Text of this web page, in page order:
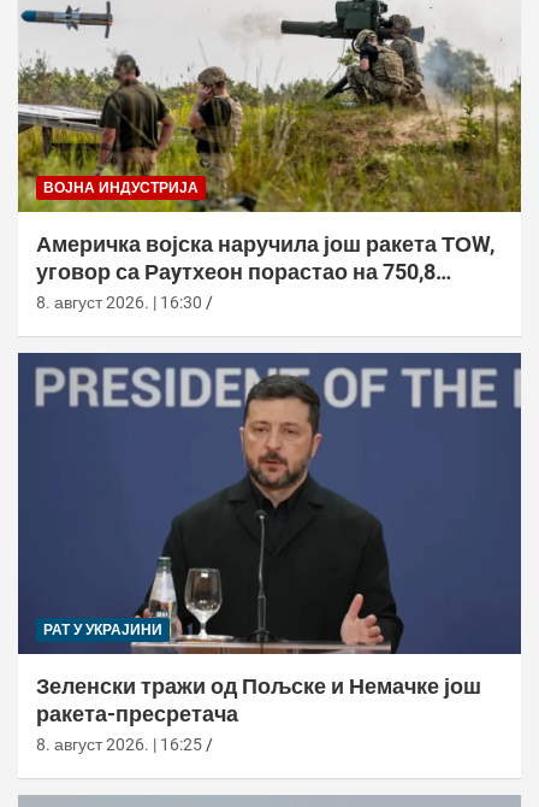
ВОЈНА ИНДУСТРИЈА
Америчка војска наручила још ракета ТОW,
уговор са Раyтхеон порастао на 750,8
милиона долара
8. август 2026. | 16:30
РАТ У УКРАЈИНИ
Зеленски тражи од Пољске и Немачке још
ракета-пресретача
8. август 2026. | 16:25